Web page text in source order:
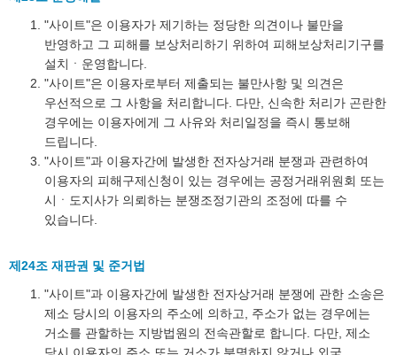
"사이트"은 이용자가 제기하는 정당한 의견이나 불만을
반영하고 그 피해를 보상처리하기 위하여 피해보상처리기구를
설치ㆍ운영합니다.
"사이트"은 이용자로부터 제출되는 불만사항 및 의견은
우선적으로 그 사항을 처리합니다. 다만, 신속한 처리가 곤란한
경우에는 이용자에게 그 사유와 처리일정을 즉시 통보해
드립니다.
"사이트"과 이용자간에 발생한 전자상거래 분쟁과 관련하여
이용자의 피해구제신청이 있는 경우에는 공정거래위원회 또는
시ㆍ도지사가 의뢰하는 분쟁조정기관의 조정에 따를 수
있습니다.
제24조 재판권 및 준거법
"사이트"과 이용자간에 발생한 전자상거래 분쟁에 관한 소송은
제소 당시의 이용자의 주소에 의하고, 주소가 없는 경우에는
거소를 관할하는 지방법원의 전속관할로 합니다. 다만, 제소